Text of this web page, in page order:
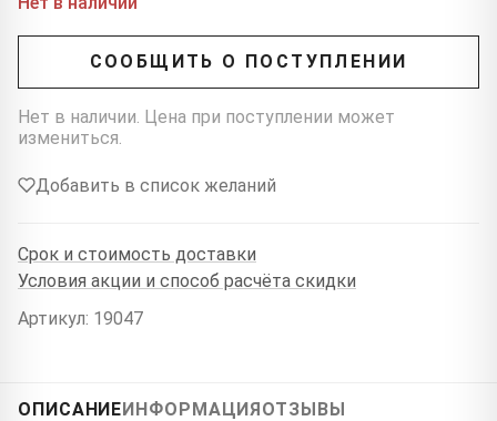
СООБЩИТЬ О ПОСТУПЛЕНИИ
Нет в наличии. Цена при поступлении может
измениться.
Добавить в список желаний
Срок и стоимость доставки
Условия акции и способ расчёта скидки
Артикул: 19047
ОПИСАНИЕИНФОРМАЦИЯОТЗЫВЫ